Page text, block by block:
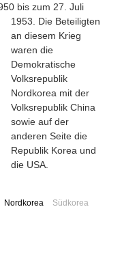
bis zum 27 . Juli
1953. Die Beteiligten
an diesem Krieg
waren die
Demokratische
Volksrepublik
Nordkorea mit der
Volksrepublik China
sowie auf der
anderen Seite die
Republik Korea und
die USA.
Nordkorea
Südkorea